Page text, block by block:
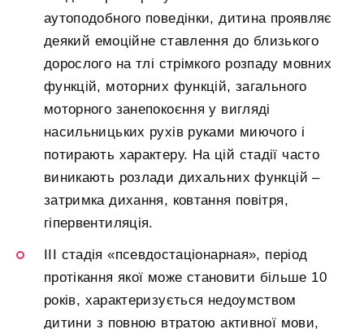
аутоподобного поведінки, дитина проявляє
деякий емоційне ставлення до близького
дорослого на тлі стрімкого розпаду мовних
функцій, моторних функцій, загального
моторного занепокоєння у вигляді
насильницьких рухів руками миючого і
потирають характеру. На цій стадії часто
виникають розлади дихальних функцій –
затримка дихання, ковтання повітря,
гіпервентиляція.
III стадія «псевдостаціонарная», період
протікання якої може становити більше 10
років, характеризується недоумством
дитини з повною втратою активної мови,